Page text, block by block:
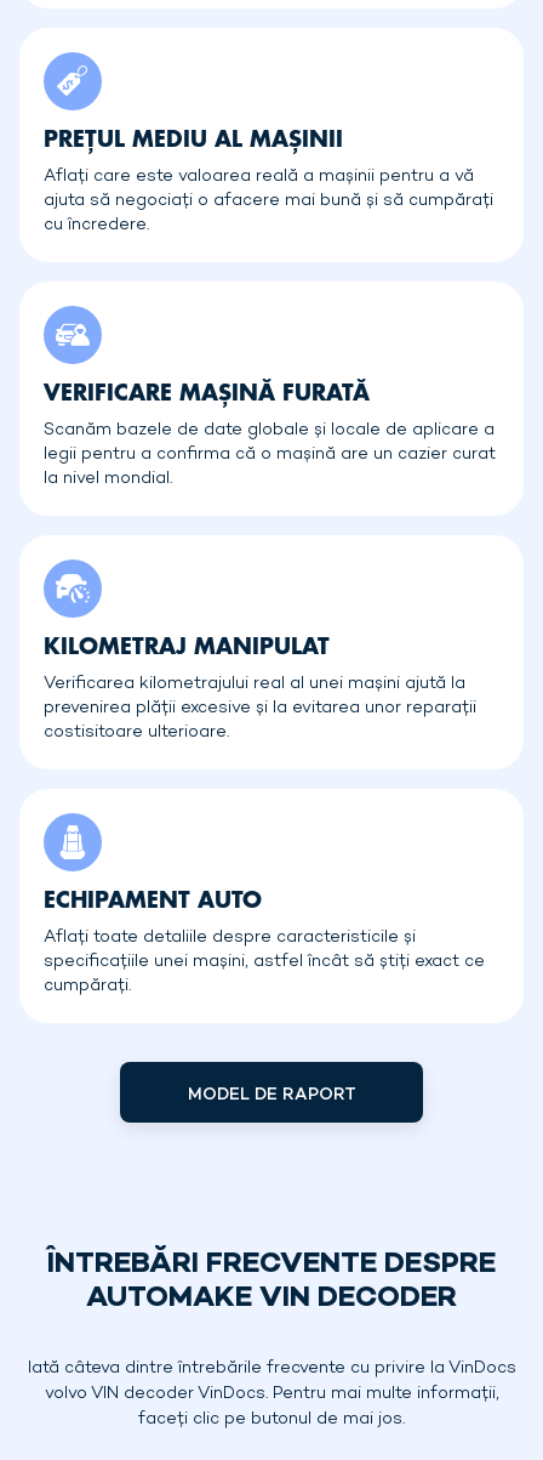
PREȚUL MEDIU AL MAȘINII
Aflați care este valoarea reală a mașinii pentru a vă
ajuta să negociați o afacere mai bună și să cumpărați
cu încredere.
VERIFICARE MAȘINĂ FURATĂ
Scanăm bazele de date globale și locale de aplicare a
legii pentru a confirma că o mașină are un cazier curat
la nivel mondial.
KILOMETRAJ MANIPULAT
Verificarea kilometrajului real al unei mașini ajută la
prevenirea plății excesive și la evitarea unor reparații
costisitoare ulterioare.
ECHIPAMENT AUTO
Aflați toate detaliile despre caracteristicile și
specificațiile unei mașini, astfel încât să știți exact ce
cumpărați.
MODEL DE RAPORT
ÎNTREBĂRI FRECVENTE DESPRE
AUTOMAKE VIN DECODER
Iată câteva dintre întrebările frecvente cu privire la VinDocs
volvo VIN decoder VinDocs. Pentru mai multe informații,
faceți clic pe butonul de mai jos.